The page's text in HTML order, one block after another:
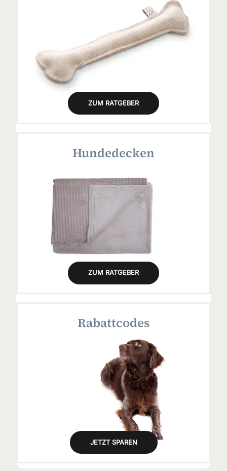
ZUM RATGEBER
Hundedecken
ZUM RATGEBER
Rabattcodes
JETZT SPAREN